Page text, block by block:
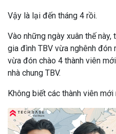
Vậy là lại đến tháng 4 rồi.
Vào những ngày xuân thế
gia đình TBV vừa nghênh đón
vừa đón chào 4 thành viên
nhà chung TBV.
Không biết các thành viên mới